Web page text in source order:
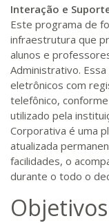
Interação e
Este programa de
infraestrutura que
alunos e
Administrativo.
eletrônicos com
telefônico, conforme
utilizado pela
Corporativa é uma
atualizada
facilidades, o
durante o todo o
Objetivos